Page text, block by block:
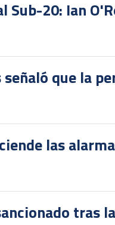
Sub-20: Ian
señaló que la
las
tras